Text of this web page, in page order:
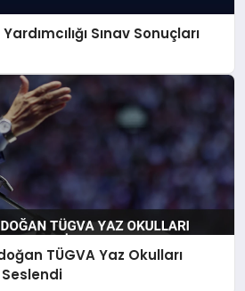
Sınav Sonuçları
TÜGVA Yaz Okulları